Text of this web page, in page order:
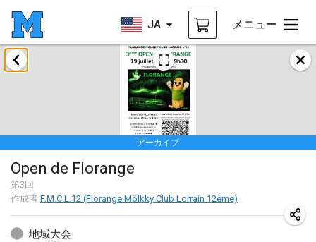
JA メニュー
アーカイブ
Open de Florange
第3回
作成者 F.M.C.L.12 (Florange Mölkky Club Lorrain 12ème)
地域大会
2026年1月
Tournoi de la bonne année
フランス
Open de Boulay Triplette
2026年1月17日|フランス
Concours de Honnelles
2026年1月18日|ベルギー